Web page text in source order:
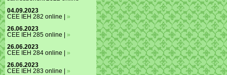
04.09.2023
CEE IEH 282 online | »
26.06.2023
CEE IEH 285 online | »
26.06.2023
CEE IEH 284 online | »
26.06.2023
CEE IEH 283 online | »